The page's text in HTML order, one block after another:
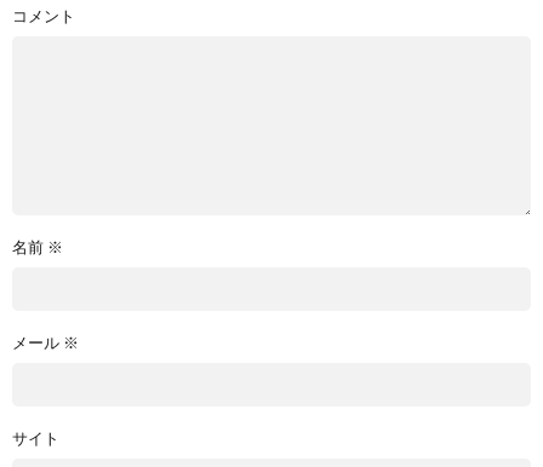
コメント
名前 ※
メール ※
サイト